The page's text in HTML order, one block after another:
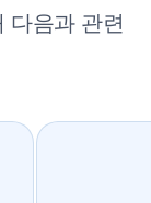
다음과 관련